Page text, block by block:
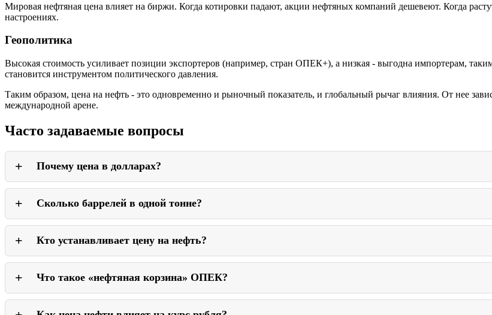
Мировая нефтяная цена влияет на биржи. Когда котировки падают, акции нефтяных компаний дешевеют. Когда
настроениях.
Геополитика
Высокая стоимость усиливает позиции экспортеров (например, стран ОПЕК+), а низкая - выгодна импортерам,
становится инструментом политического давления.
Таким образом, цена на нефть - это одновременно и рыночный показатель, и глобальный рычаг влияния. От нее
международной арене.
Часто задаваемые вопросы
Почему цена в долларах?
Потому что доллар – основная мировая резервная валюта и удобный единый стандарт для международной
Сколько баррелей в одной тонне?
В зависимости от плотности: примерно 7,2-7,6 барреля в тонне.
Кто устанавливает цену на нефть?
Ее формирует нефтяной рынок: спрос и предложение, сделки на биржах, решения ОПЕК+ и ожидания трейдеров.
Что такое «нефтяная корзина» ОПЕК?
Это средняя стоимость нескольких сортов нефти, добываемых странами – участниками ОПЕК. Она служит